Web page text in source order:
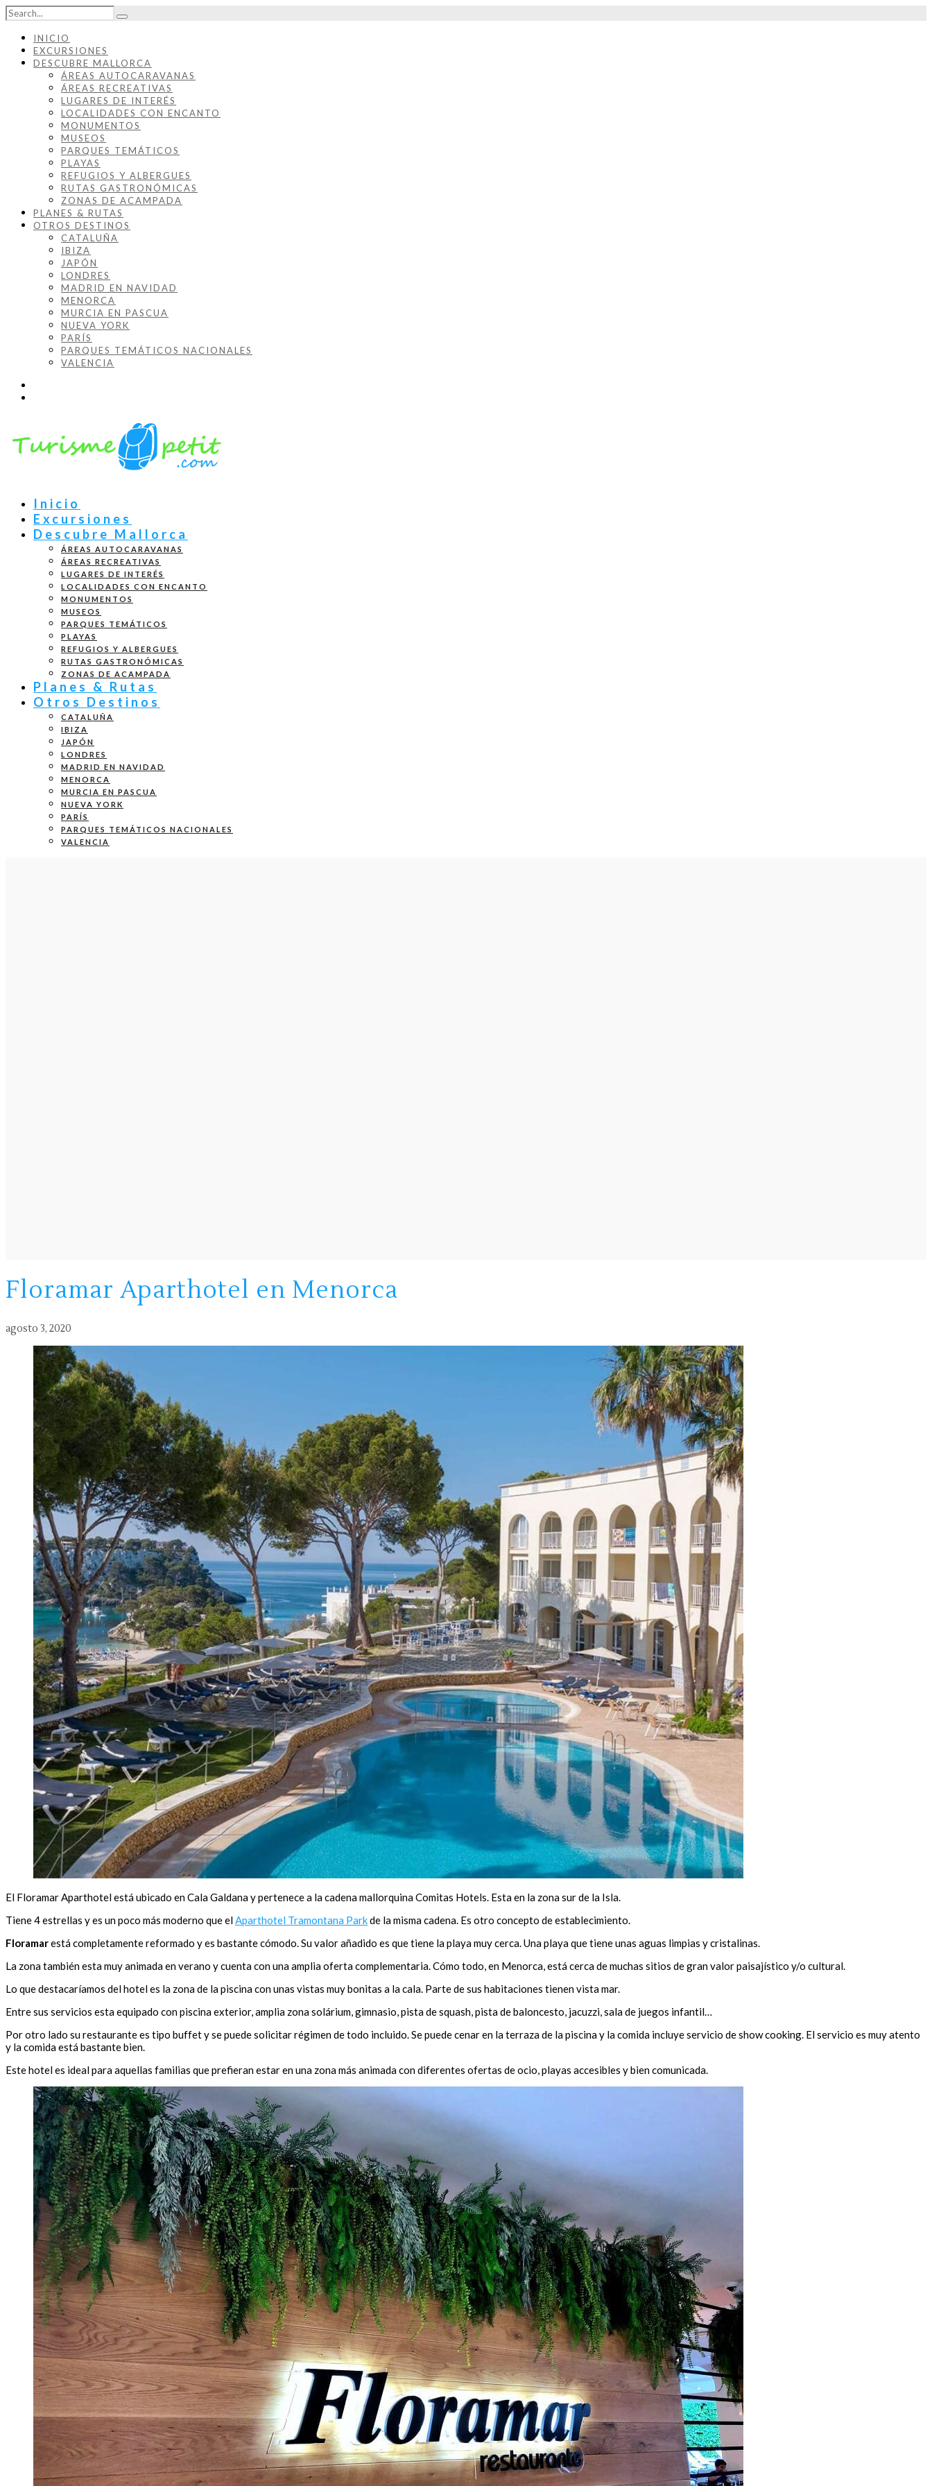
INICIO
EXCURSIONES
DESCUBRE MALLORCA
ÁREAS AUTOCARAVANAS
ÁREAS RECREATIVAS
LUGARES DE INTERÉS
LOCALIDADES CON ENCANTO
MONUMENTOS
MUSEOS
PARQUES TEMÁTICOS
PLAYAS
REFUGIOS Y ALBERGUES
RUTAS GASTRONÓMICAS
ZONAS DE ACAMPADA
PLANES & RUTAS
OTROS DESTINOS
CATALUÑA
IBIZA
JAPÓN
LONDRES
MADRID EN NAVIDAD
MENORCA
MURCIA EN PASCUA
NUEVA YORK
PARÍS
PARQUES TEMÁTICOS NACIONALES
VALENCIA
Inicio
Excursiones
Descubre Mallorca
ÁREAS AUTOCARAVANAS
ÁREAS RECREATIVAS
LUGARES DE INTERÉS
LOCALIDADES CON ENCANTO
MONUMENTOS
MUSEOS
PARQUES TEMÁTICOS
PLAYAS
REFUGIOS Y ALBERGUES
RUTAS GASTRONÓMICAS
ZONAS DE ACAMPADA
Planes & Rutas
Otros Destinos
CATALUÑA
IBIZA
JAPÓN
LONDRES
MADRID EN NAVIDAD
MENORCA
MURCIA EN PASCUA
NUEVA YORK
PARÍS
PARQUES TEMÁTICOS NACIONALES
VALENCIA
Floramar Aparthotel en Menorca
agosto 3, 2020
El Floramar Aparthotel está ubicado en Cala Galdana y pertenece a la cadena mallorquina Comitas Hotels. Esta en la zona sur de la Isla.
Tiene 4 estrellas y es un poco más moderno que el Aparthotel Tramontana Parkde la misma cadena. Es otro concepto de establecimiento.
Floramarestá completamente reformado y es bastante cómodo. Su valor añadido es que tiene la playa muy cerca. Una playa que tiene unas aguas limpias y cristalinas.
La zona también esta muy animada en verano y cuenta con una amplia oferta complementaria. Cómo todo, en Menorca, está cerca de muchas sitios de gran valor paisajístico y/o cultural.
Lo que destacaríamos del hotel es la zona de la piscina con unas vistas muy bonitas a la cala. Parte de sus habitaciones tienen vista mar.
Entre sus servicios esta equipado con piscina exterior, amplia zona solárium, gimnasio, pista de squash, pista de baloncesto, jacuzzi, sala de juegos infantil…
Por otro lado su restaurante es tipo buffet y se puede solicitar régimen de todo incluido. Se puede cenar en la terraza de la piscina y la comida incluye servicio de show cooking. El servicio es muy atento
y la comida está bastante bien.
Este hotel es ideal para aquellas familias que prefieran estar en una zona más animada con diferentes ofertas de ocio, playas accesibles y bien comunicada.